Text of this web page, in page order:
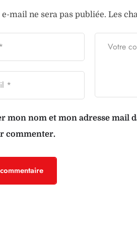
e-mail ne sera pas publiée. Les
mon nom et mon adresse mail
commenter.